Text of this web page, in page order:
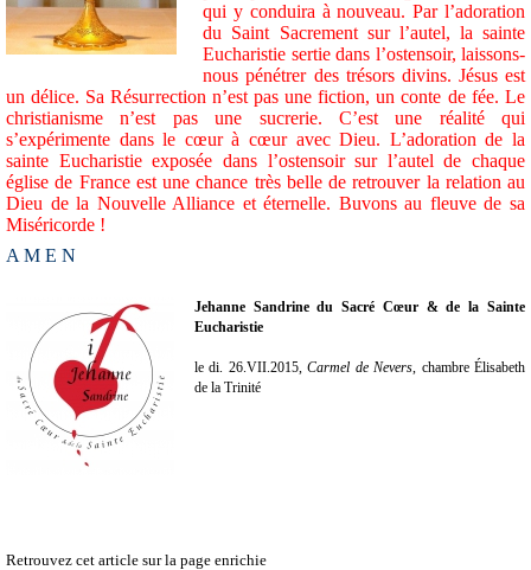
qui y conduira à nouveau. Par l’adoration
du Saint Sacrement sur l’autel, la sainte
Eucharistie sertie dans l’ostensoir, laissons-
nous pénétrer des trésors divins. Jésus est
un délice. Sa Résurrection n’est pas une fiction, un conte de fée. Le
christianisme n’est pas une sucrerie. C’est une réalité qui
s’expérimente dans le cœur à cœur avec Dieu. L’adoration de la
sainte Eucharistie exposée dans l’ostensoir sur l’autel de chaque
église de France est une chance très belle de retrouver la relation au
Dieu de la Nouvelle Alliance et éternelle. Buvons au fleuvede sa
Miséricorde !
A M E N
Jehanne Sandrine du Sacré Cœur & de la Sainte
Eucharistie
le di. 26.VII.2015,Carmel de Nevers, chambre Élisabeth
de la Trinité
Retrouvez cet article sur la page enrichie